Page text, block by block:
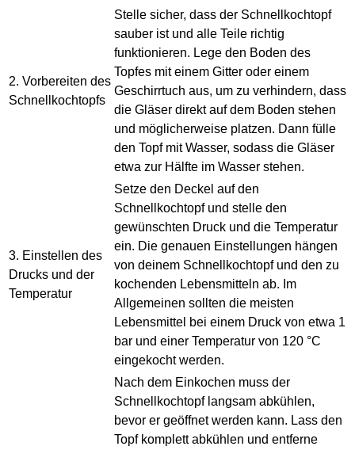
2. Vorbereiten des
Schnellkochtopfs
Stelle sicher, dass der Schnellkochtopf
sauber ist und alle Teile richtig
funktionieren. Lege den Boden des
Topfes mit einem Gitter oder einem
Geschirrtuch aus, um zu verhindern, dass
die Gläser direkt auf dem Boden stehen
und möglicherweise platzen. Dann fülle
den Topf mit Wasser, sodass die Gläser
etwa zur Hälfte im Wasser stehen.
3. Einstellen des
Drucks und der
Temperatur
Setze den Deckel auf den
Schnellkochtopf und stelle den
gewünschten Druck und die Temperatur
ein. Die genauen Einstellungen hängen
von deinem Schnellkochtopf und den zu
kochenden Lebensmitteln ab. Im
Allgemeinen sollten die meisten
Lebensmittel bei einem Druck von etwa 1
bar und einer Temperatur von 120 °C
eingekocht werden.
Nach dem Einkochen muss der
Schnellkochtopf langsam abkühlen,
bevor er geöffnet werden kann. Lass den
Topf komplett abkühlen und entferne